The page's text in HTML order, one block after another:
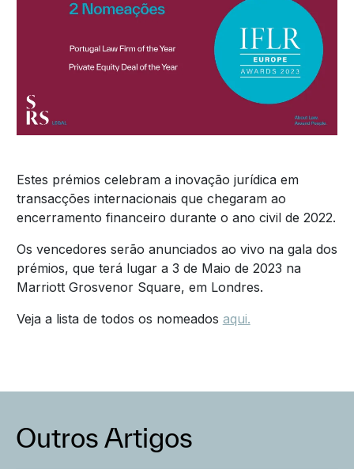
Estes prémios celebram a inovação jurídica em
transacções internacionais que chegaram ao
encerramento financeiro durante o ano civil de 2022.
Os vencedores serão anunciados ao vivo na gala dos
prémios, que terá lugar a 3 de Maio de 2023 na
Marriott Grosvenor Square, em Londres.
Veja a lista de todos os nomeados aqui.
Outros Artigos